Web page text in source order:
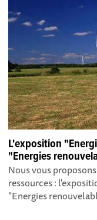
L'exposition
"Energies
Nous vous
ressources :
"Energies